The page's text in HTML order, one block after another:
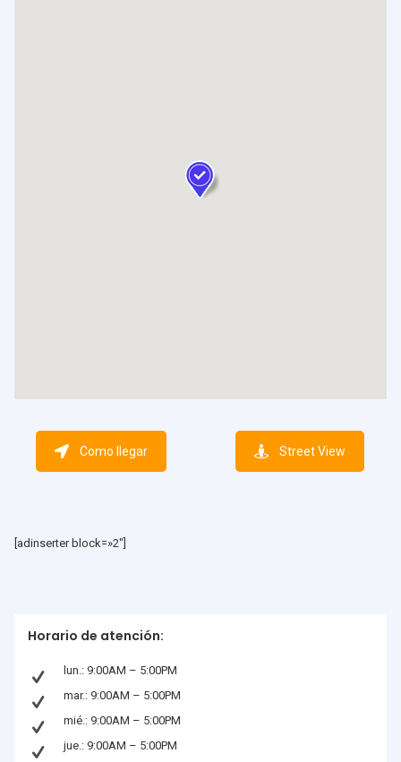
Como llegar Street View
[adinserter block=»2″]
Horario de atención:
lun.: 9:00AM – 5:00PM
mar.: 9:00AM – 5:00PM
mié.: 9:00AM – 5:00PM
jue.: 9:00AM – 5:00PM